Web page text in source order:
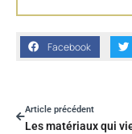
Facebook
Article précédent